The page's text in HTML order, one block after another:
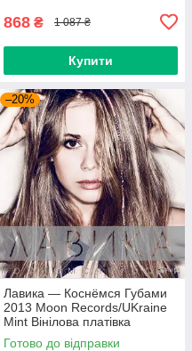
868 ₴ 1 087 ₴
Купити
–20%
Лавика — Коснёмся Губами
2013 Moon Records/UKraine
Mint Вінілова платівка
(art.221702)
Готово до відправки